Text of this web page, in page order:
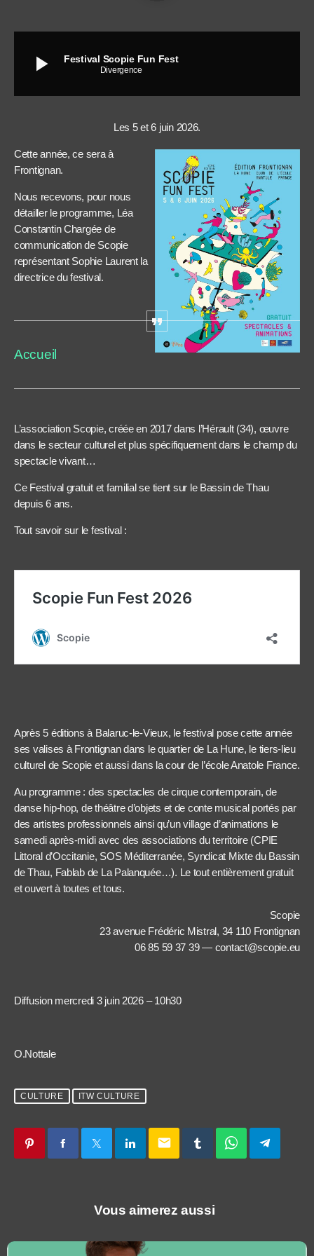
play_arrow Festival Scopie Fun Fest
Divergence
Les 5 et 6 juin 2026.
Cette année, ce sera à
Frontignan.
Nous recevons, pour nous
détailler le programme, Léa
Constantin Chargée de
communication de Scopie
représentant Sophie Laurent la
directrice du festival.
Accueil
L’association Scopie, créée en 2017 dans l’Hérault (34), œuvre
dans le secteur culturel et plus spécifiquement dans le champ du
spectacle vivant…
Ce Festival gratuit et familial se tient sur le Bassin de Thau
depuis 6 ans.
Tout savoir sur le festival :
Après 5 éditions à Balaruc-le-Vieux, le festival pose cette année
ses valises à Frontignan dans le quartier de La Hune, le tiers-lieu
culturel de Scopie et aussi dans la cour de l’école Anatole France.
Au programme : des spectacles de cirque contemporain, de
danse hip-hop, de théâtre d’objets et de conte musical portés par
des artistes professionnels ainsi qu’un village d’animations le
samedi après-midi avec des associations du territoire (CPIE
Littoral d’Occitanie, SOS Méditerranée, Syndicat Mixte du Bassin
de Thau, Fablab de La Palanquée…). Le tout entièrement gratuit
et ouvert à toutes et tous.
Scopie
23 avenue Frédéric Mistral, 34 110 Frontignan
06 85 59 37 39 — contact@scopie.eu
Diffusion mercredi 3 juin 2026 – 10h30
O.Nottale
CULTURE ITW CULTURE
email
Vous aimerez aussi